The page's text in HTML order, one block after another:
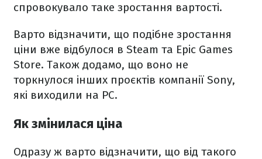
спровокувало таке зростання вартості.
Варто відзначити, що подібне зростання
ціни вже відбулося в Steam та Epic Games
Store. Також додамо, що воно не
торкнулося інших проєктів компанії Sony,
які виходили на PC.
Як змінилася ціна
Одразу ж варто відзначити, що від такого